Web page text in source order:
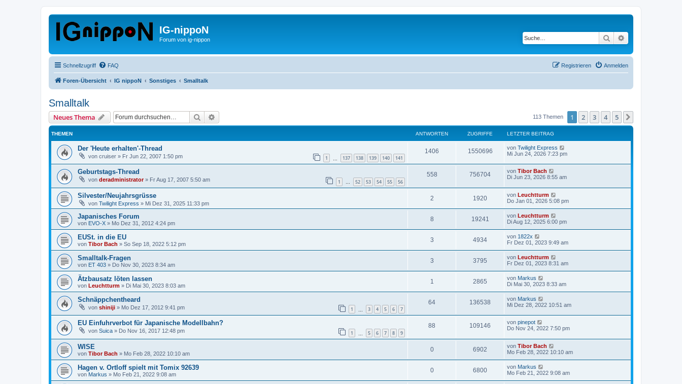
IG-nippoN
Forum von ig-nippon Suche
Schnellzugriff FAQ Anmelden
Registrieren
Foren-Übersicht IG nippoN Sonstiges Smalltalk
Smalltalk
Neues Thema Suche 113 Themen 1 2 3 4 5
THEMEN ANTWORTEN ZUGRIFFE LETZTER BEITRAG
Der 'Heute erhalten'-Thread
von cruiser » Fr Jun 22, 2007 1:50 pm 1 137 138 139 140 141
1406 1550696 von Twilight Express
Mi Jun 24, 2026 7:23 pm
Geburtstags-Thread
von deradministrator» Fr Aug 17, 2007 5:50 am 1 … 52 53 54 55 56
558 756704 von Tibor Bach
Di Jun 23, 2026 8:55 am
Silvester/Neujahrsgrüsse
von Twilight Express » Mi Dez 31, 2025 11:33 pm
2 1920 von Leuchtturm
Do Jan 01, 2026 5:08 pm
Japanisches Forum
von EVO-X » Mo Dez 31, 2012 4:24 pm
8 19241 von Leuchtturm
Di Aug 12, 2025 6:00 pm
EUSt. in die EU
von Tibor Bach » So Sep 18, 2022 5:12 pm
3 4934 von 1822x
Fr Dez 01, 2023 9:49 am
Smalltalk-Fragen
von ET 403 » Do Nov 30, 2023 8:34 am
3 3795 von Leuchtturm
Fr Dez 01, 2023 8:31 am
Ätzbausatz löten lassen
von Leuchtturm » Di Mai 30, 2023 8:03 am
1 2865 von Markus
Di Mai 30, 2023 8:33 am
Schnäppchentheard
von shiniji » Mo Dez 17, 2012 9:41 pm 1 3 4 5 6 7
64 136538 von Markus
Mi Dez 28, 2022 10:51 am
EU Einfuhrverbot für Japanische Modellbahn?
von Suica » Do Nov 16, 2017 12:48 pm 1 5 6 7 8 9
88 109146 von pinepot
Do Nov 24, 2022 7:50 pm
WISE
von Tibor Bach » Mo Feb 28, 2022 10:10 am
0 6902 von Tibor Bach
Mo Feb 28, 2022 10:10 am
Hagen v. Ortloff spielt mit Tomix 92639
von Markus » Mo Feb 21, 2022 9:08 am
0 6800 von Markus
Mo Feb 21, 2022 9:08 am